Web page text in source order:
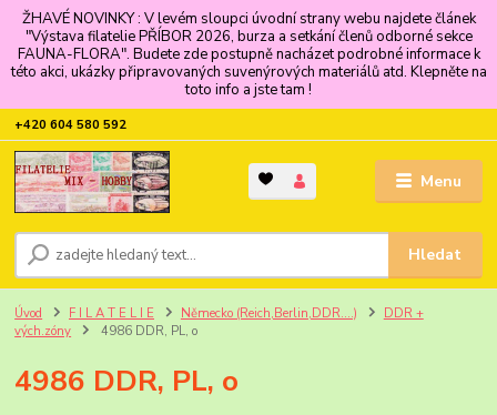
ŽHAVÉ NOVINKY : V levém sloupci úvodní strany webu najdete článek
"Výstava filatelie PŘÍBOR 2026, burza a setkání členů odborné sekce
FAUNA-FLORA". Budete zde postupně nacházet podrobné informace k
této akci, ukázky připravovaných suvenýrových materiálů atd. Klepněte na
toto info a jste tam !
Menu
Hledat
+420 604 580 592
Úvod F I L A T E L I E Německo (Reich,Berlin,DDR....)
DDR +
vých.zóny
4986 DDR, PL, o
4986 DDR, PL, o